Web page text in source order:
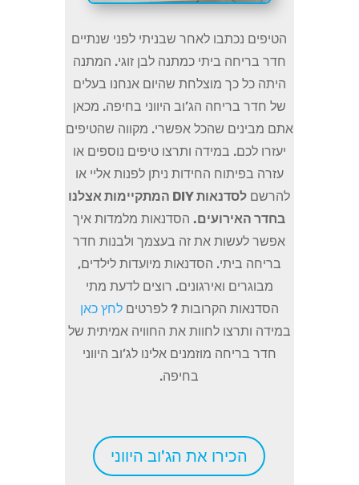
הטיפים נכתבו לאחר שבניתי לפני שנתיים
חדר בריחה ביתי כמתנה לבן זוגי. המתנה
היתה כל כך מוצלחת שהיום אנחנו בעלים
של חדר בריחה הג’וב היווני בחיפה. מכאן
אתם מבינים שהכל אפשרי. מקווה שהטיפים
יעזרו לכם. במידה ותרצו טיפים נוספים או
עזרה בפיתוח החידות ניתן לפנות אליי או
להרשם
לסדנאות DIY המתקיימות אצלנו
בחדר האירועים. הסדנאות מלמדות איך
אפשר לעשות את זה בעצמך ולבנות חדר
בריחה ביתי. הסדנאות מיועדות לילדים,
מבוגרים ואירגונים. רוצים לדעת מתי
הסדנאות הקרובות ? לפרטיםלחץ כאן
במידה ותרצו לחוות את החוויה אמיתית של
חדר בריחה מוזמנים אלינו לג’וב היווני
בחיפה.
הכירו את הג'וב היווני